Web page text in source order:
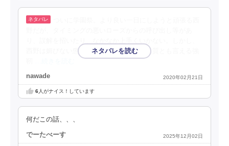
西野は媚びない懲りない屈しない。この異質とも言える強
nawade 2020年02月21日
6人がナイス！しています
何だこの話、、、
でーたべーす 2025年12月02日